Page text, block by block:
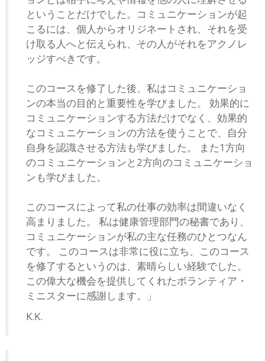
ということだけでした。コミュニケーションが起
こるには、個人からオリジネートされ、それを受
け取る人へと伝えられ、その人がそれをアクノレ
ッジすべきです。
このコースを修了した後、私はコミュニケーショ
ンの本当の目的と重要性を学びました。 効果的に
コミュニケーションする方法だけでなく、効果的
なコミュニケーションの方法を使うことで、自分
自身を認識させる方法も学びました。 また1方向
のコミュニケーションと2方向のコミュニケーショ
ンも学びました。
このコースによって私の仕事の効率は間違いなく
高まりました。 私は健康管理部門の秘書であり、
コミュニケーションが私の主な任務のひとつなん
です。 このコースは非常に役に立ち、このコース
を修了するというのは、素晴らしい経験でした。
この偉大な機会を提供してくれたボランティア・
ミニスターに感謝します。」
K.K.